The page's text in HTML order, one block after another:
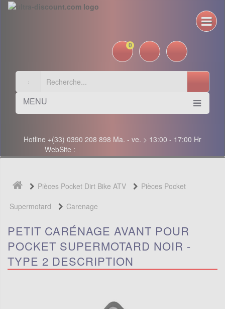
0
MENU
Hotline +(33) 0390 208 898 Ma. - ve. > 13:00 - 17:00 Hr
WebSite :
Pièces Pocket Dirt Bike ATV
Pièces Pocket
Supermotard
Carenage
PETIT CARÉNAGE AVANT POUR
POCKET SUPERMOTARD NOIR -
TYPE 2 DESCRIPTION